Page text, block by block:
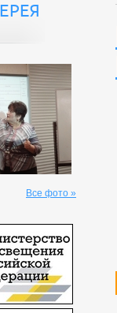
Все фото »